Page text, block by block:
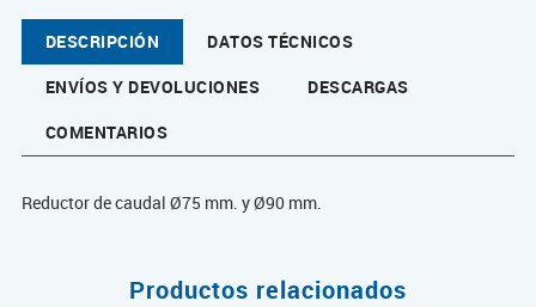
DESCRIPCIÓN
DATOS TÉCNICOS
ENVÍOS Y DEVOLUCIONES
DESCARGAS
COMENTARIOS
Reductor de caudal Ø75 mm. y Ø90 mm.
Productos relacionados